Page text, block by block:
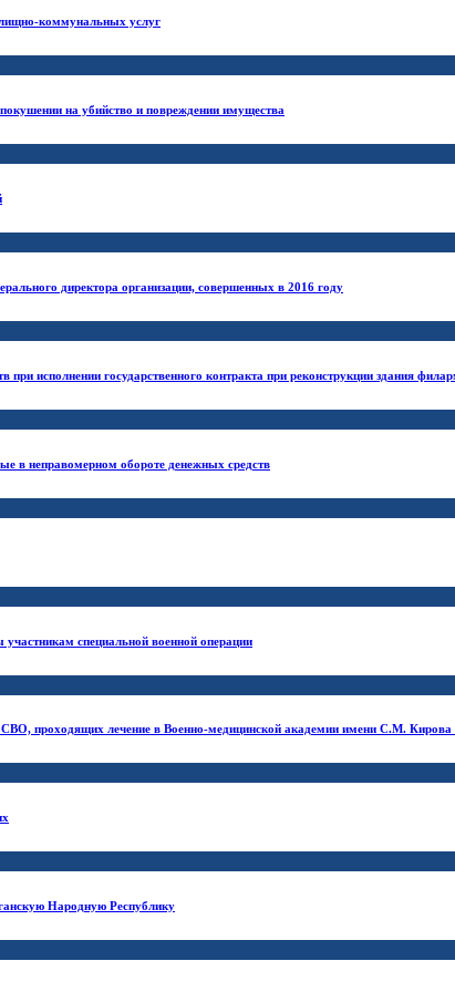
коммунальных услуг
на убийство и повреждении имущества
директора организации, совершенных в 2016 году
исполнении государственного контракта при реконструкции здания
в неправомерном обороте денежных средств
специальной военной операции
проходящих лечение в Военно-медицинской академии имени С.М. Кирова
Народную Республику